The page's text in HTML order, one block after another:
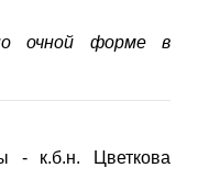
очной форме в
- к.б.н. Цветкова